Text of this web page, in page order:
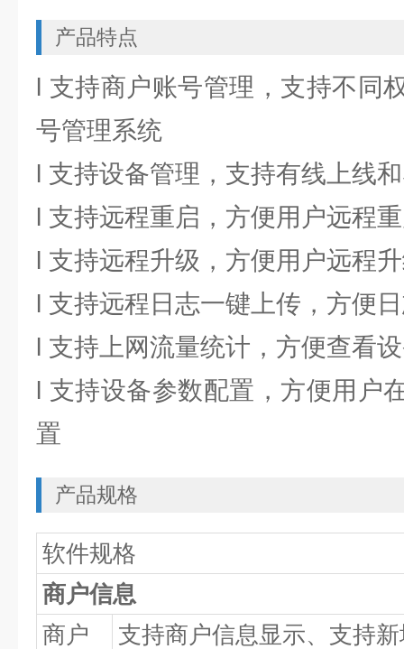
产品特点
l 支持商户账号管理，支持不同
号管理系统
l 支持设备管理，支持有线上线
l 支持远程重启，方便用户远程
l 支持远程升级，方便用户远程
l 支持远程日志一键上传，方便
l 支持上网流量统计，方便查看
l 支持设备参数配置，方便用户
置
产品规格
软件规格
商户信息
商户
支持商户信息显示、支持